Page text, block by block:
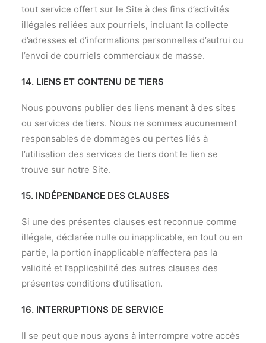
tout service offert sur le Site à des fins d’activités
illégales reliées aux pourriels, incluant la collecte
d’adresses et d’informations personnelles d’autrui ou
l’envoi de courriels commerciaux de masse.
14. LIENS ET CONTENU DE TIERS
Nous pouvons publier des liens menant à des sites
ou services de tiers. Nous ne sommes aucunement
responsables de dommages ou pertes liés à
l’utilisation des services de tiers dont le lien se
trouve sur notre Site.
15. INDÉPENDANCE DES CLAUSES
Si une des présentes clauses est reconnue comme
illégale, déclarée nulle ou inapplicable, en tout ou en
partie, la portion inapplicable n’affectera pas la
validité et l’applicabilité des autres clauses des
présentes conditions d’utilisation.
16. INTERRUPTIONS DE SERVICE
Il se peut que nous ayons à interrompre votre accès